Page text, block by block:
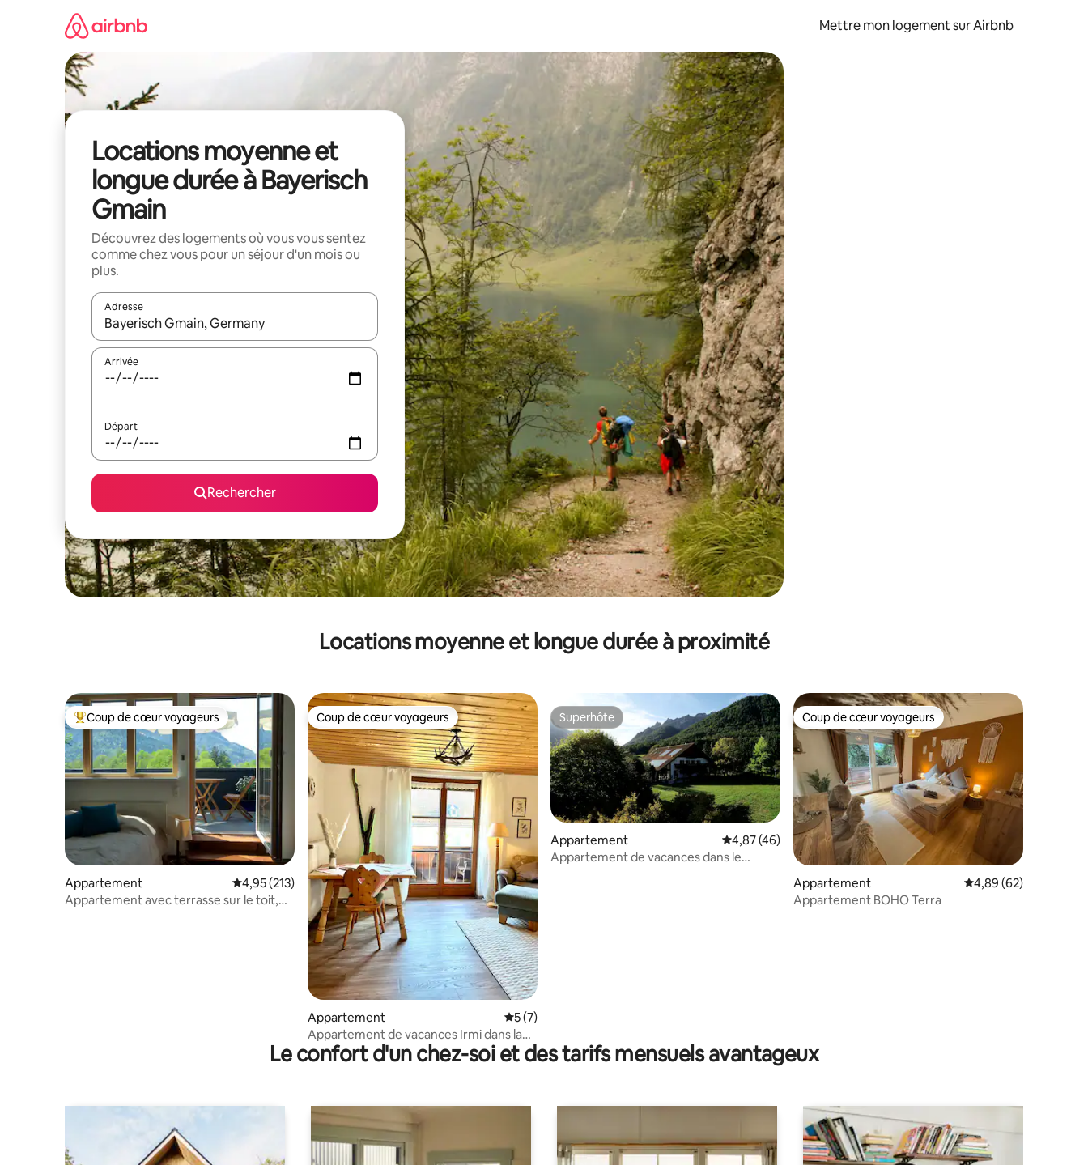
Mettre mon logement sur Airbnb
Locations moyenne et
longue durée à Bayerisch
Gmain
Découvrez des logements où vous vous sentez
comme chez vous pour un séjour d'un mois ou
plus.
Adresse
Lorsque les résultats s'affichent, utilisez les flèches vers le haut et vers le bas pour les parcourir ou en appuyant et en faisant glisser.
Arrivée
Départ
Rechercher
Locations moyenne et longue durée à proximité
Coups de cœur voyageurs les plus appréciés
Coup de cœur voyageurs
Appartement Évaluation moyenne sur la base de 213 commentaires : 4,95 sur 5
4,95 (213)
Appartement avec terrasse sur le toit,
Coup de cœur voyageurs
Coup de cœur voyageurs
Appartement Évaluation moyenne sur la base de 7 commentaires : 5 sur 5
5 (7)
Appartement de vacances Irmi dans la
maison de vacances Koch
Superhôte
Superhôte
Appartement Évaluation moyenne sur la base de 46 commentaires : 4,87 sur 5
4,87 (46)
Appartement de vacances dans le
Coup de cœur voyageurs
Coup de cœur voyageurs
Appartement Évaluation moyenne
4,89 (62)
Appartement BOHO Terra
Le confort d'un chez-soi et des tarifs mensuels avantageux